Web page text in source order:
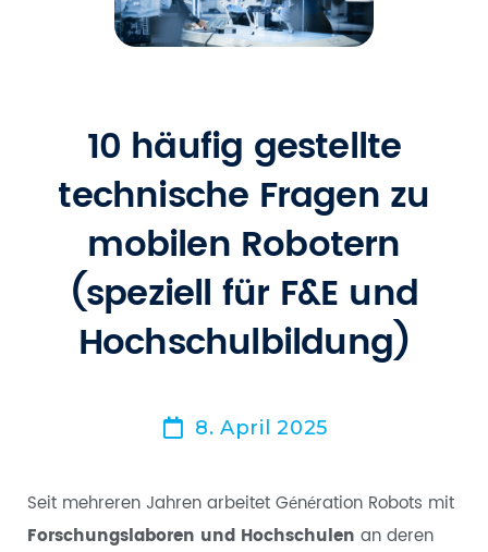
10 häufig gestellte
technische Fragen zu
mobilen Robotern
(speziell für F&E und
Hochschulbildung)
8. April 2025
Seit mehreren Jahren arbeitet Génération Robots mit
Forschungslaboren und Hochschulen an deren